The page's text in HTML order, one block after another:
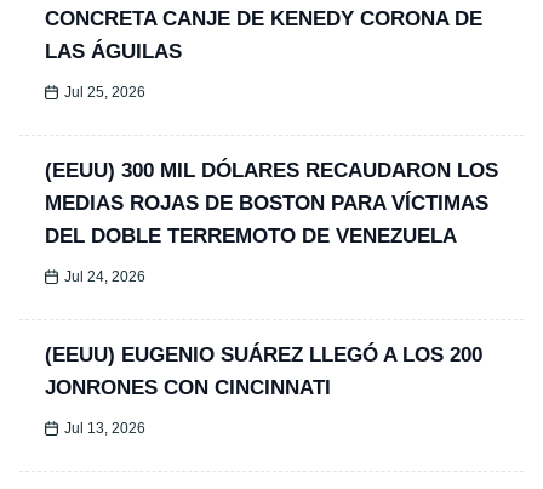
CONCRETA CANJE DE KENEDY CORONA DE
LAS ÁGUILAS
Jul 25, 2026
(EEUU) 300 MIL DÓLARES RECAUDARON LOS
MEDIAS ROJAS DE BOSTON PARA VÍCTIMAS
DEL DOBLE TERREMOTO DE VENEZUELA
Jul 24, 2026
(EEUU) EUGENIO SUÁREZ LLEGÓ A LOS 200
JONRONES CON CINCINNATI
Jul 13, 2026